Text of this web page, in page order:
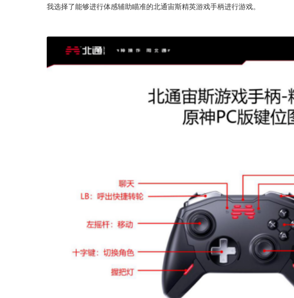
我选择了能够进行体感辅助瞄准的北通宙斯精英游戏手柄进行游戏。